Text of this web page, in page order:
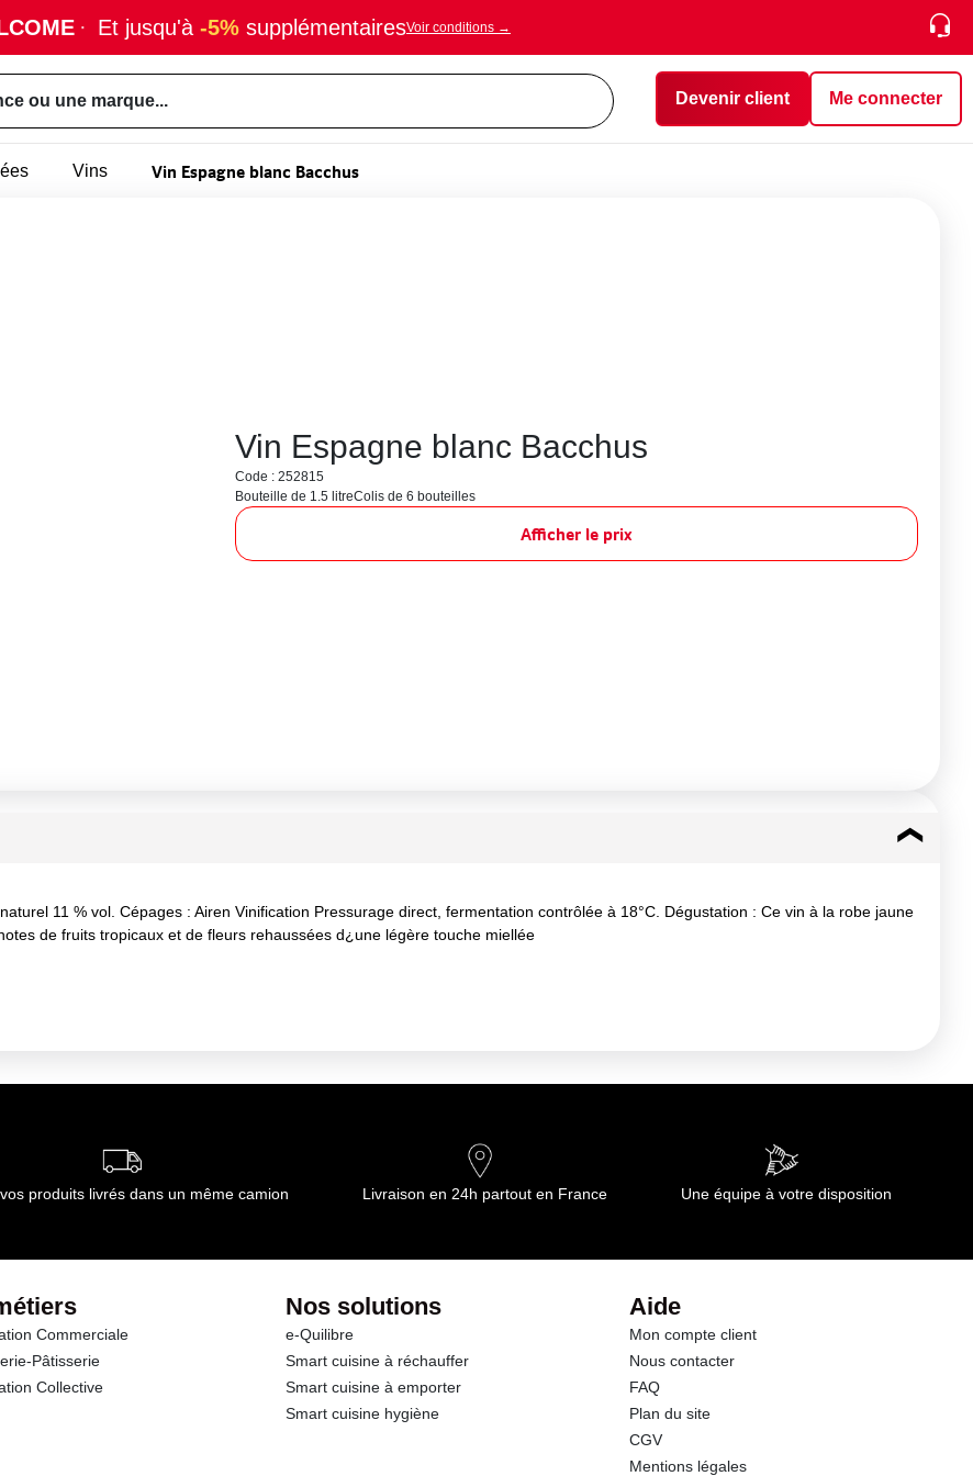
· Et jusqu'à -5% supplémentairesVoir conditions →
ou une marque... Devenir client Me connecter
Vins Vin Espagne blanc Bacchus
Vin Espagne blanc Bacchus
Code : 252815
Bouteille de 1.5 litreColis de 6 bouteilles
Afficher le prix
11 % vol. Cépages : Airen Vinification Pressurage direct, fermentation contrôlée à 18°C. Dégustation : Ce vin à la robe jaune
de fruits tropicaux et de fleurs rehaussées d¿une légère touche miellée
produits livrés dans un même camion Livraison en 24h partout en France Une équipe à votre disposition
Commerciale
Pâtisserie
Collective
Nos solutions
e-Quilibre
Smart cuisine à réchauffer
Smart cuisine à emporter
Smart cuisine hygiène
Aide
Mon compte client
Nous contacter
FAQ
Plan du site
CGV
Mentions légales